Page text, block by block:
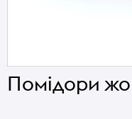
Помідори